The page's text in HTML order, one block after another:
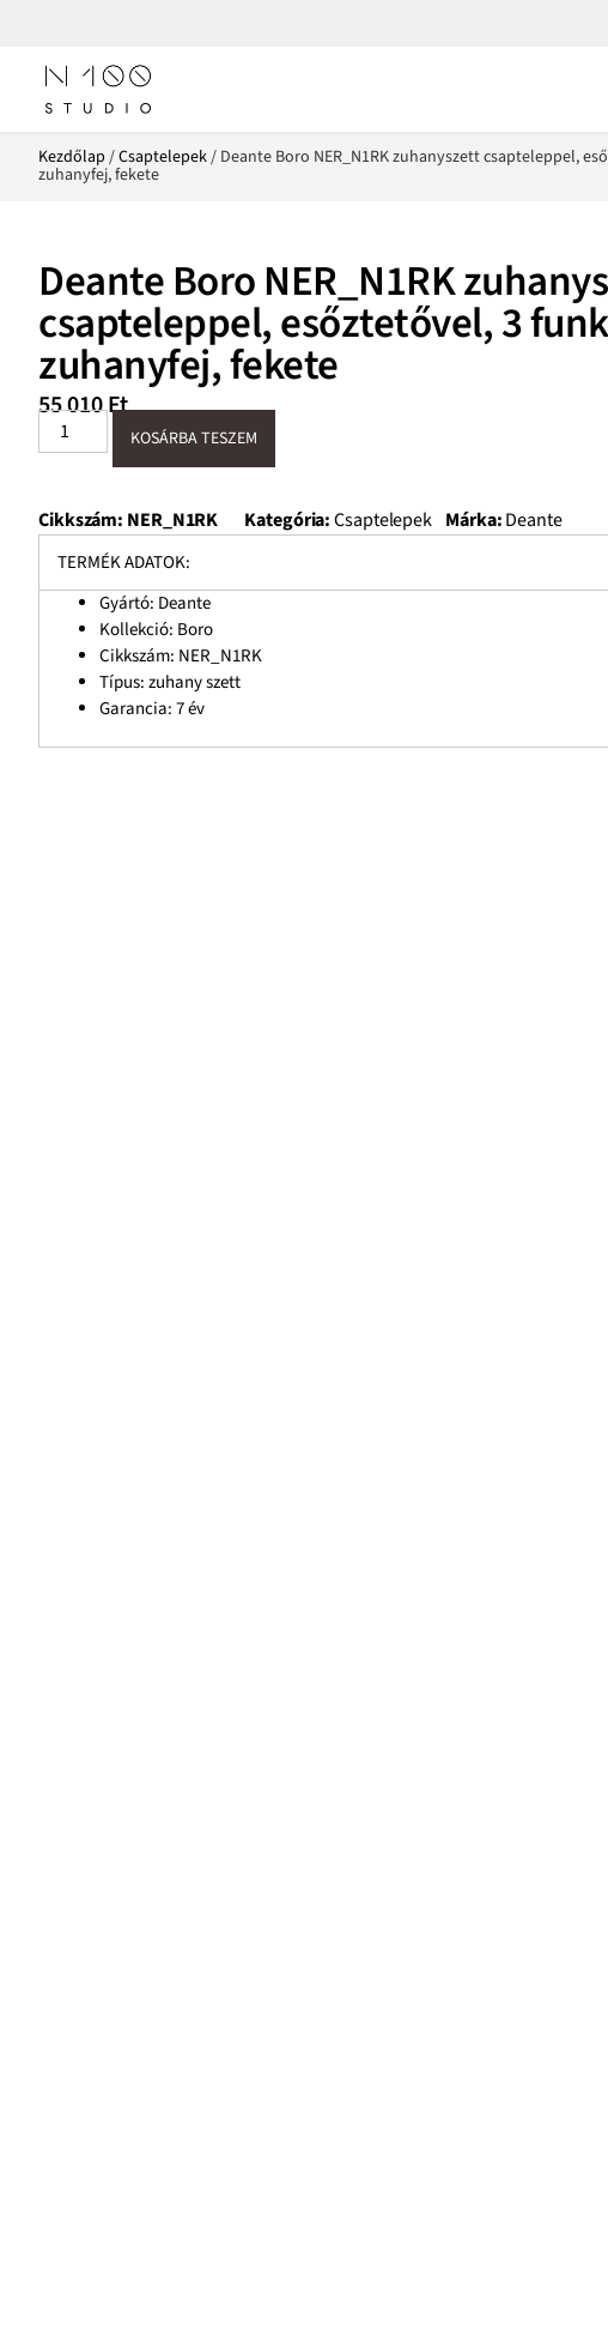
Kezdőlap /Csaptelepek/ Deante Boro NER_N1RK zuhanyszett csapteleppel,
zuhanyfej, fekete
Deante Boro NER_N1RK
csapteleppel, esőztetővel, 3
zuhanyfej, fekete
55 010Ft
KOSÁRBA TESZEM
Cikkszám: NER_N1RK Kategória:Csaptelepek Márka:Deante
TERMÉK ADATOK:
Gyártó: Deante
Kollekció: Boro
Cikkszám: NER_N1RK
Típus: zuhany szett
Garancia: 7 év